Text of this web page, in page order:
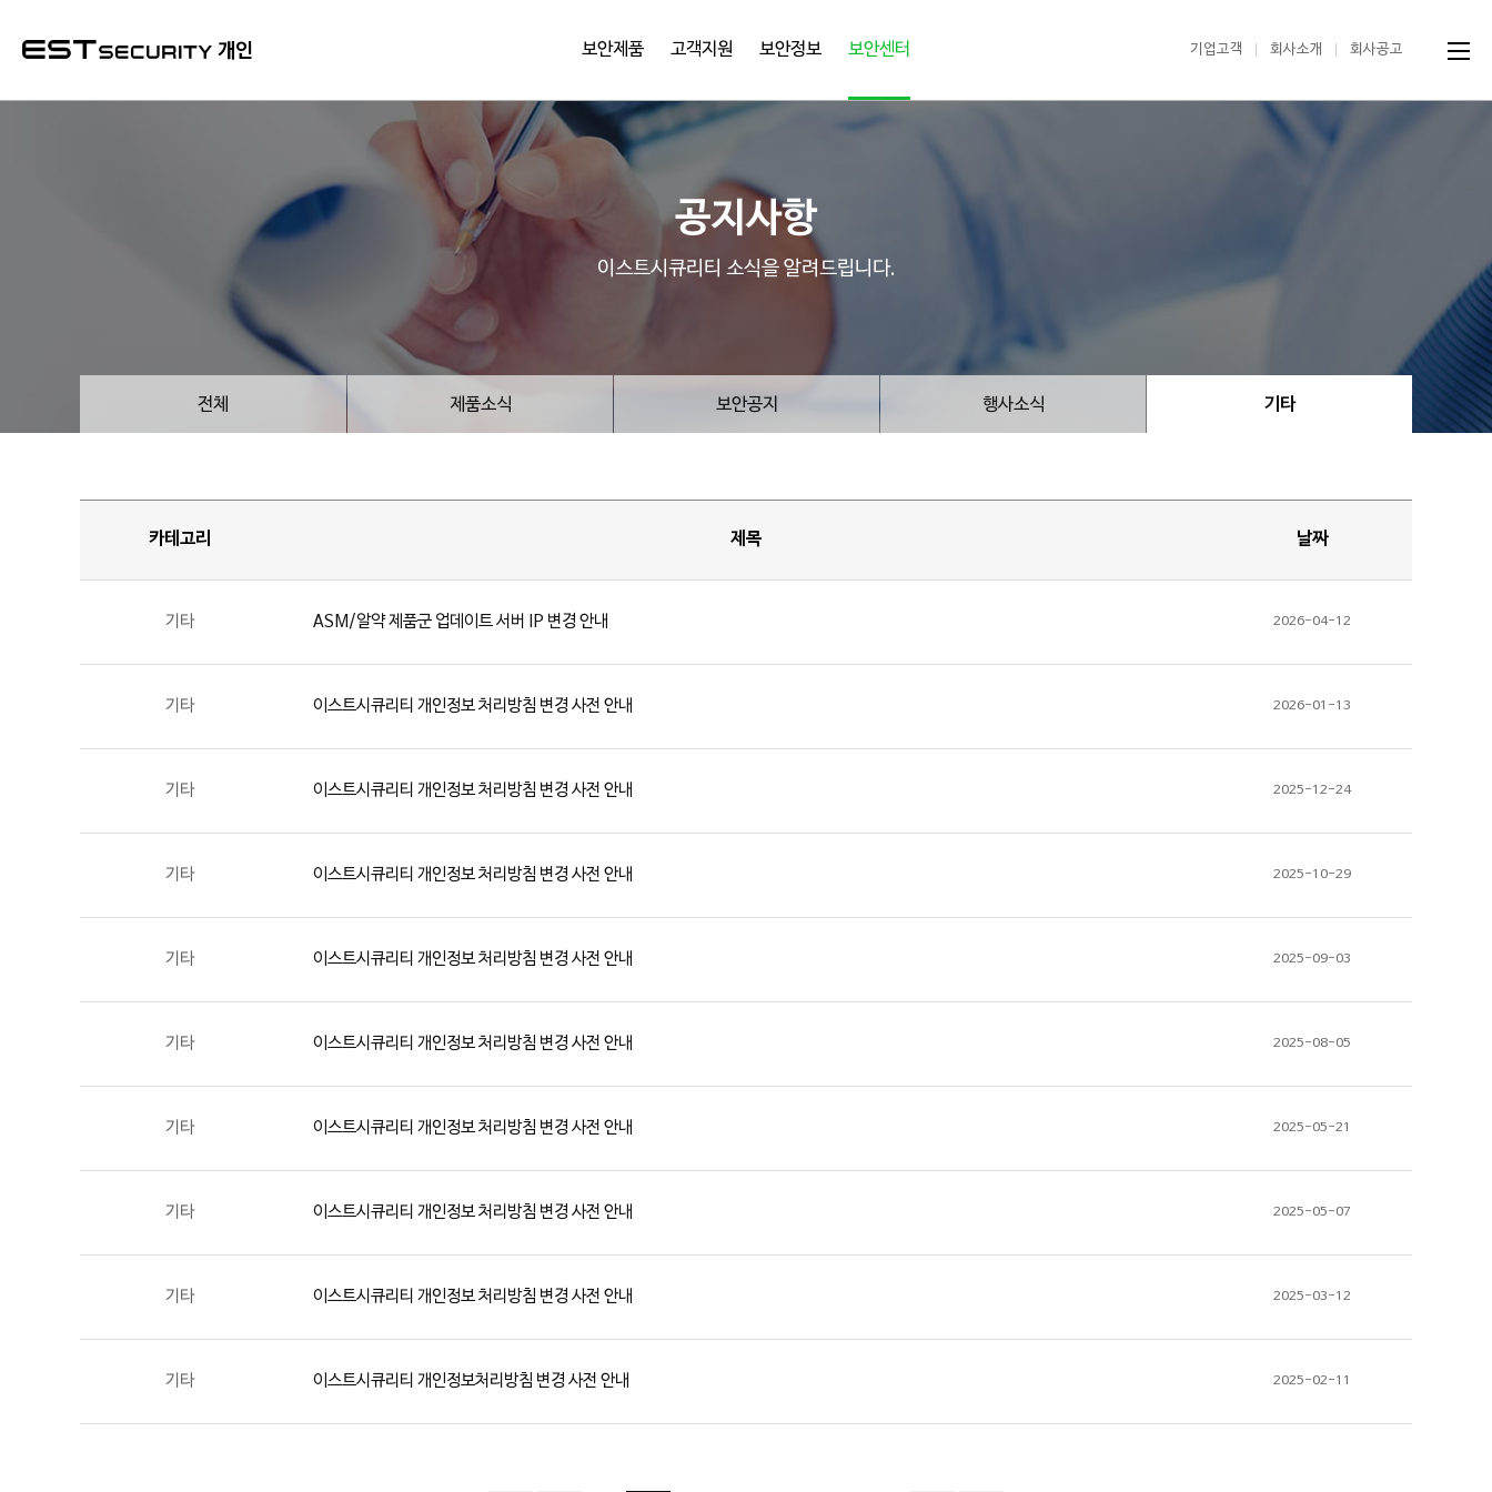
개인 보안제품 고객지원 보안정보 보안센터 기업고객 회사소개 회사공고
공지사항
이스트시큐리티 소식을 알려드립니다.
전체 제품소식 보안공지 행사소식 기타
카테고리 제목 날짜
기타 ASM/알약 제품군 업데이트 서버 IP 변경 안내 2026-04-12
기타 이스트시큐리티 개인정보 처리방침 변경 사전 안내 2026-01-13
기타 이스트시큐리티 개인정보 처리방침 변경 사전 안내 2025-12-24
기타 이스트시큐리티 개인정보 처리방침 변경 사전 안내 2025-10-29
기타 이스트시큐리티 개인정보 처리방침 변경 사전 안내 2025-09-03
기타 이스트시큐리티 개인정보 처리방침 변경 사전 안내 2025-08-05
기타 이스트시큐리티 개인정보 처리방침 변경 사전 안내 2025-05-21
기타 이스트시큐리티 개인정보 처리방침 변경 사전 안내 2025-05-07
기타 이스트시큐리티 개인정보 처리방침 변경 사전 안내 2025-03-12
기타 이스트시큐리티 개인정보처리방침 변경 사전 안내 2025-02-11